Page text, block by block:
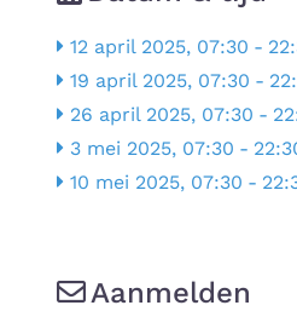
12 april 2025, 07:30 -
19 april 2025, 07:30 -
26 april 2025, 07:30 -
3 mei 2025, 07:30 -
10 mei 2025, 07:30 -
Aanmelden